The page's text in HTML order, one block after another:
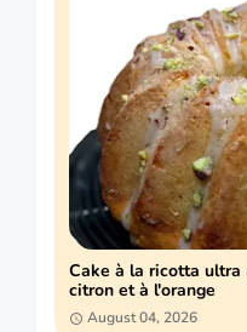
Cake à la ricotta ultra moelleux :
citron et à l'orange
August 04, 2026